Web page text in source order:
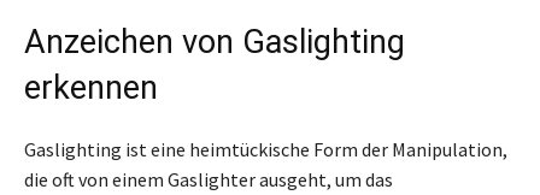
Anzeichen von Gaslighting
erkennen
Gaslighting ist eine heimtückische Form der Manipulation,
die oft von einem Gaslighter ausgeht, um das